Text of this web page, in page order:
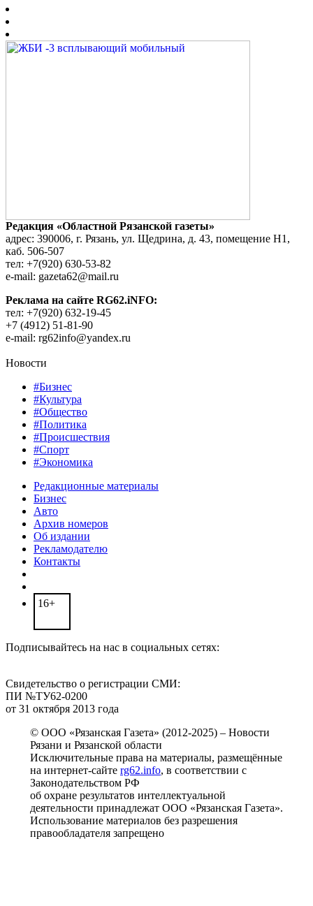
Редакция «Областной Рязанской газеты»
адрес: 390006, г. Рязань, ул. Щедрина, д. 43, помещение Н1,
каб. 506-507
тел: +7(920) 630-53-82
e-mail: gazeta62@mail.ru
Реклама на сайте RG62.iNFO:
тел: +7(920) 632-19-45
+7 (4912) 51-81-90
e-mail: rg62info@yandex.ru
Новости
#Бизнес
#Культура
#Общество
#Политика
#Происшествия
#Спорт
#Экономика
Редакционные материалы
Бизнес
Авто
Архив номеров
Об издании
Рекламодателю
Контакты
16+
Подписывайтесь на нас в социальных сетях:
Свидетельство о регистрации СМИ:
ПИ №ТУ62-0200
от 31 октября 2013 года
© ООО «Рязанская Газета» (2012-2025) – Новости
Рязани и Рязанской области
Исключительные права на материалы, размещённые
на интернет-сайте rg62.info, в соответствии с
Законодательством РФ
об охране результатов интеллектуальной
деятельности принадлежат ООО «Рязанская Газета».
Использование материалов без разрешения
правообладателя запрещено